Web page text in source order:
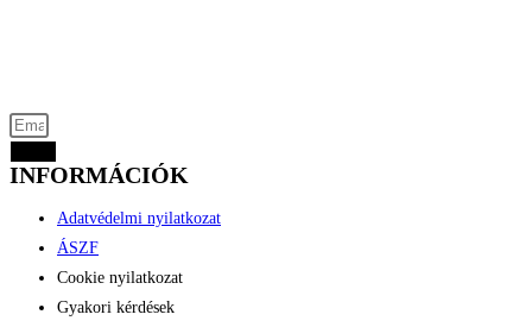
INFORMÁCIÓK
Adatvédelmi nyilatkozat
ÁSZF
Cookie nyilatkozat
Gyakori kérdések